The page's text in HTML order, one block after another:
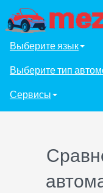
Выберите язык
Выберите тип
Сервисы